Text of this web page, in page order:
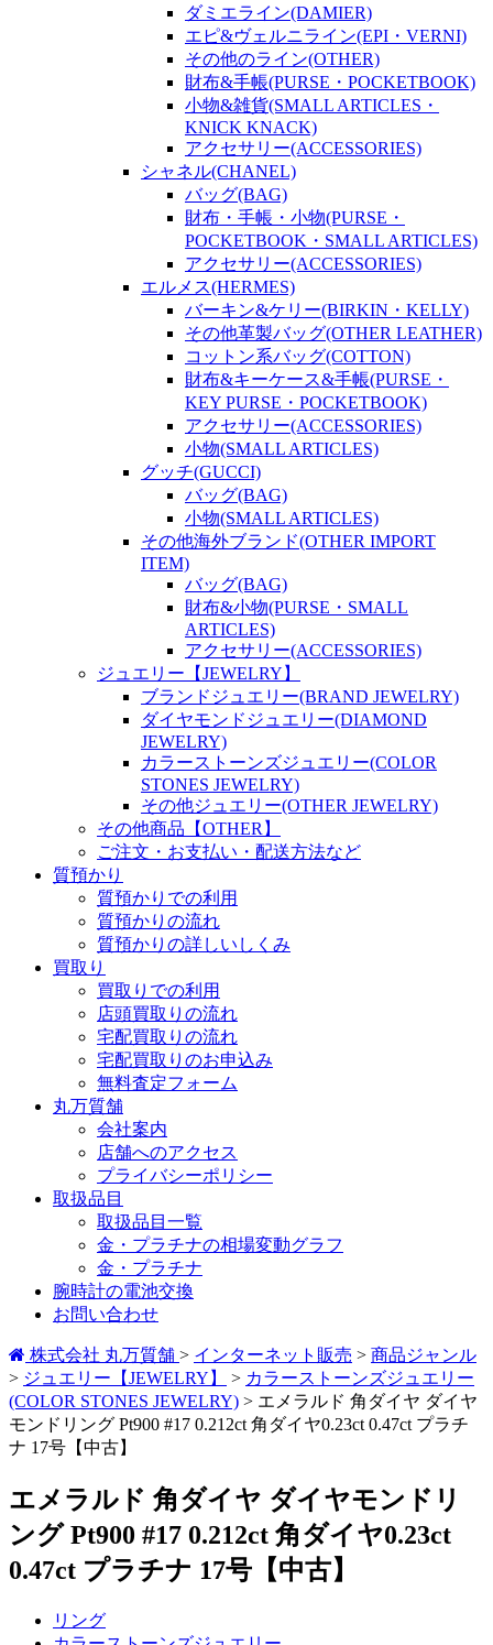
ダミエライン(DAMIER)
エピ&ヴェルニライン(EPI・VERNI)
その他のライン(OTHER)
財布&手帳(PURSE・POCKETBOOK)
小物&雑貨(SMALL ARTICLES・
KNICK KNACK)
アクセサリー(ACCESSORIES)
シャネル(CHANEL)
バッグ(BAG)
財布・手帳・小物(PURSE・
POCKETBOOK・SMALL ARTICLES)
アクセサリー(ACCESSORIES)
エルメス(HERMES)
バーキン&ケリー(BIRKIN・KELLY)
その他革製バッグ(OTHER LEATHER)
コットン系バッグ(COTTON)
財布&キーケース&手帳(PURSE・
KEY PURSE・POCKETBOOK)
アクセサリー(ACCESSORIES)
小物(SMALL ARTICLES)
グッチ(GUCCI)
バッグ(BAG)
小物(SMALL ARTICLES)
その他海外ブランド(OTHER IMPORT
ITEM)
バッグ(BAG)
財布&小物(PURSE・SMALL
ARTICLES)
アクセサリー(ACCESSORIES)
ジュエリー【JEWELRY】
ブランドジュエリー(BRAND JEWELRY)
ダイヤモンドジュエリー(DIAMOND
JEWELRY)
カラーストーンズジュエリー(COLOR
STONES JEWELRY)
その他ジュエリー(OTHER JEWELRY)
その他商品【OTHER】
ご注文・お支払い・配送方法など
質預かり
質預かりでの利用
質預かりの流れ
質預かりの詳しいしくみ
買取り
買取りでの利用
店頭買取りの流れ
宅配買取りの流れ
宅配買取りのお申込み
無料査定フォーム
丸万質舗
会社案内
店舗へのアクセス
プライバシーポリシー
取扱品目
取扱品目一覧
金・プラチナの相場変動グラフ
金・プラチナ
腕時計の電池交換
お問い合わせ
株式会社 丸万質舗 > インターネット販売 > 商品ジャンル
> ジュエリー【JEWELRY】 > カラーストーンズジュエリー
(COLOR STONES JEWELRY) > エメラルド 角ダイヤ ダイヤ
モンドリング Pt900 #17 0.212ct 角ダイヤ0.23ct 0.47ct プラチ
ナ 17号【中古】
エメラルド 角ダイヤ ダイヤモンドリ
ング Pt900 #17 0.212ct 角ダイヤ0.23ct
0.47ct プラチナ 17号【中古】
リング